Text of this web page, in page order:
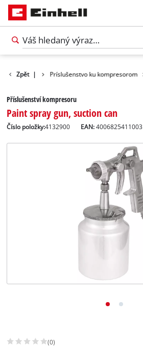
Zpět |
k náradiu Príslušenstvo ku kompresorom
Příslušenství kompresoru
Paint spray gun, suction can
Číslo položky:4132900 EAN:4006825411003
(0)